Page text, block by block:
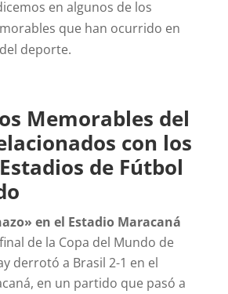
en algunos de los
que han ocurrido en
deporte.
Memorables del
con los
de Fútbol
en el Estadio Maracaná
de la Copa del Mundo de
derrotó a Brasil 2-1 en el
en un partido que pasó a